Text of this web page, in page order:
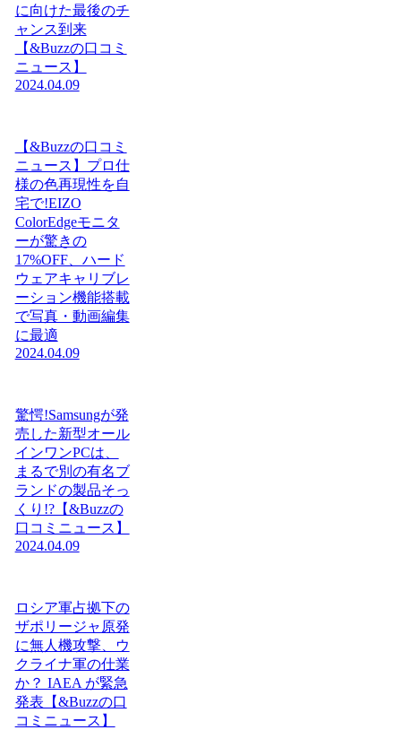
に向けた最後のチ
ャンス到来
【&Buzzの口コミ
ニュース】
2024.04.09
【&Buzzの口コミ
ニュース】プロ仕
様の色再現性を自
宅で!EIZO
ColorEdgeモニタ
ーが驚きの
17%OFF、ハード
ウェアキャリブレ
ーション機能搭載
で写真・動画編集
に最適
2024.04.09
驚愕!Samsungが発
売した新型オール
インワンPCは、
まるで別の有名ブ
ランドの製品そっ
くり!?【&Buzzの
口コミニュース】
2024.04.09
ロシア軍占拠下の
ザポリージャ原発
に無人機攻撃、ウ
クライナ軍の仕業
か？ IAEA が緊急
発表【&Buzzの口
コミニュース】